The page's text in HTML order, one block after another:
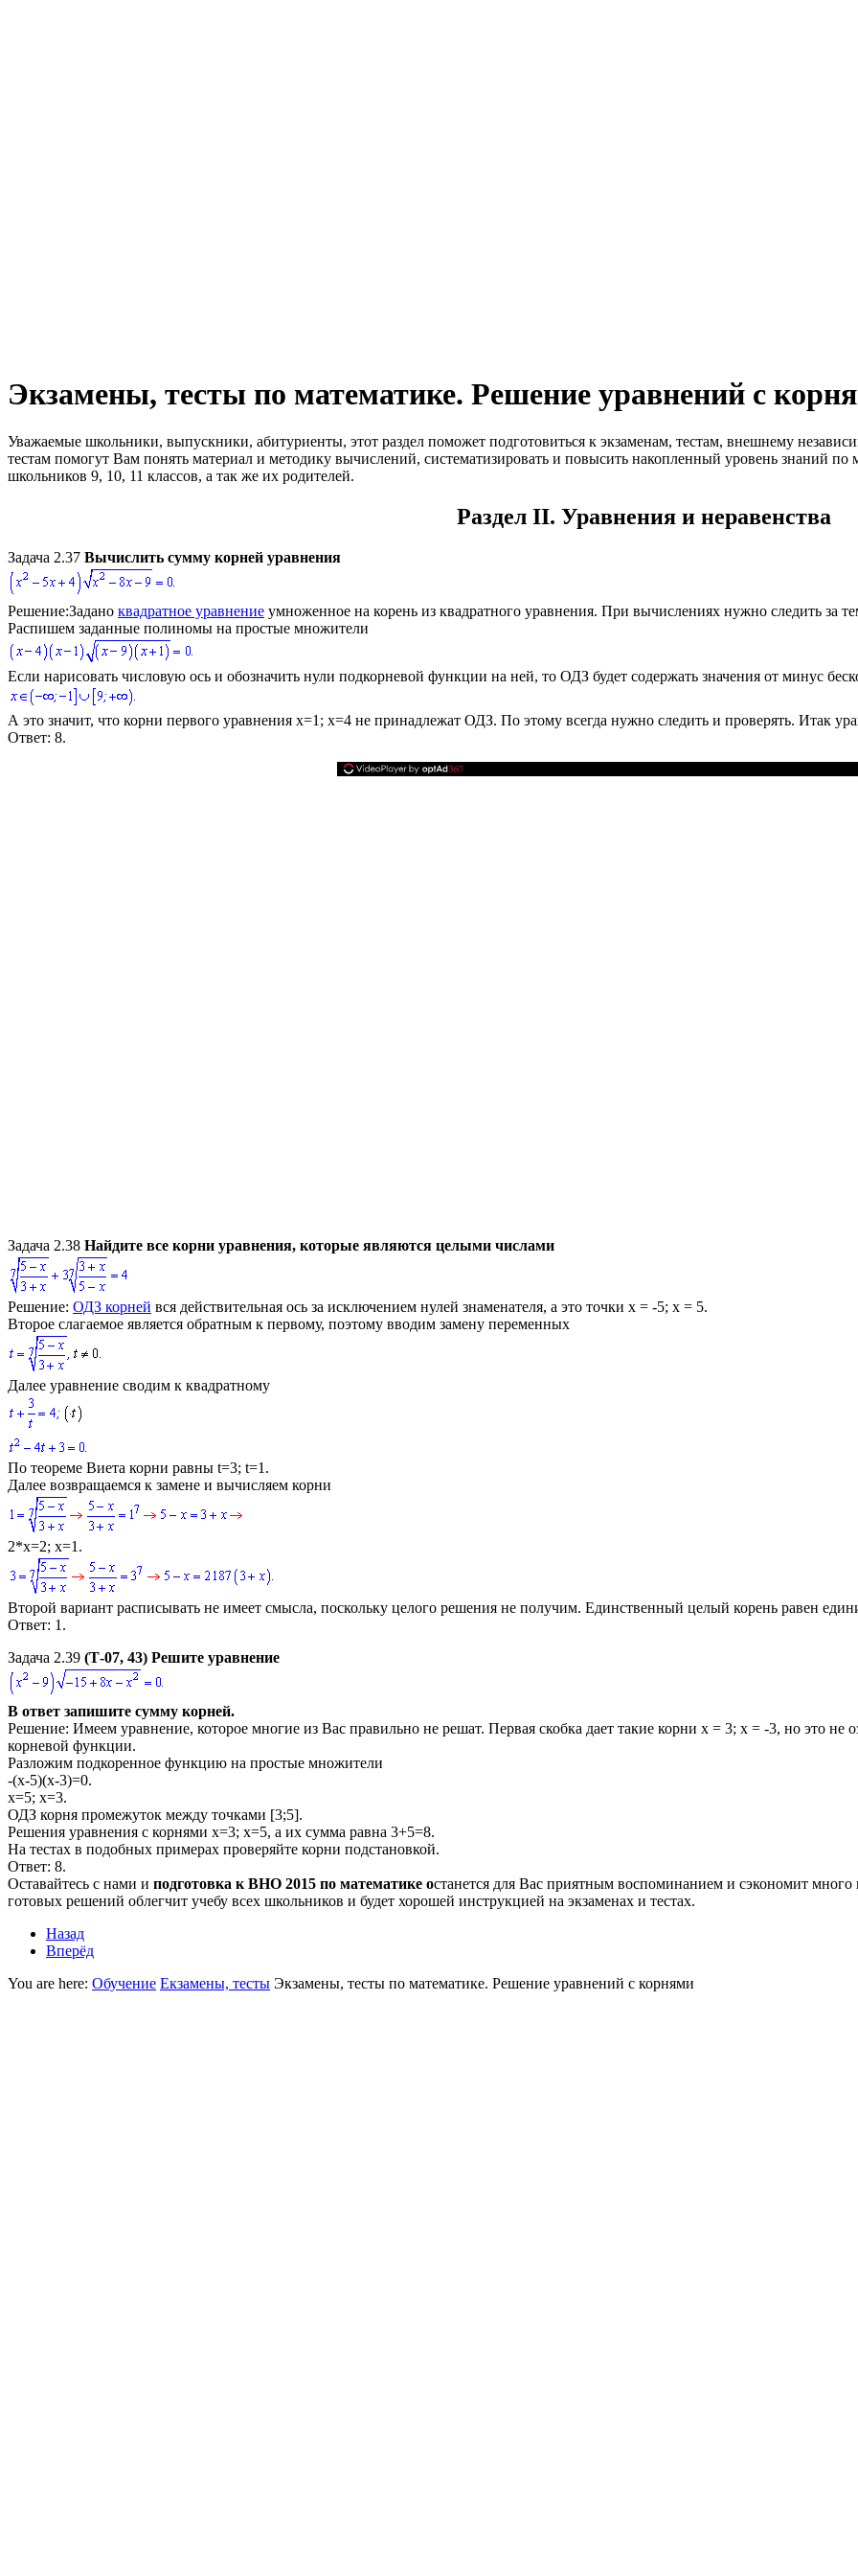
Экзамены, тесты по математике. Решение уравнений с
Уважаемые школьники, выпускники, абитуриенты, этот раздел поможет подготовиться к экзаменам, тестам, внешнему
тестам помогут Вам понять материал и методику вычислений, систематизировать и повысить накопленный уровень знаний
школьников 9, 10, 11 классов, а так же их родителей.
Раздел II. Уравнения и неравенства
Задача 2.37 Вычислить сумму корней уравнения
Решение:Задано квадратное уравнение умноженное на корень из квадратного уравнения. При вычислениях нужно следить за
Распишем заданные полиномы на простые множители
Если нарисовать числовую ось и обозначить нули подкорневой функции на ней, то ОДЗ будет содержать значения от минус
А это значит, что корни первого уравнения x=1; x=4 не принадлежат ОДЗ. По этому всегда нужно следить и проверять. Итак
Ответ: 8.
Задача 2.38 Найдите все корни уравнения, которые являются целыми числами
Решение: ОДЗ корней вся действительная ось за исключением нулей знаменателя, а это точки x = -5; x = 5.
Второе слагаемое является обратным к первому, поэтому вводим замену переменных
Далее уравнение сводим к квадратному
По теореме Виета корни равны t=3; t=1 .
Далее возвращаемся к замене и вычисляем корни
2*x=2; x=1.
Второй вариант расписывать не имеет смысла, поскольку целого решения не получим. Единственный целый корень равен
Ответ: 1.
Задача 2.39 (Т-07, 43) Решите уравнение
В ответ запишите сумму корней.
Решение: Имеем уравнение, которое многие из Вас правильно не решат. Первая скобка дает такие корни x = 3; x = -3, но это не
корневой функции.
Разложим подкоренное функцию на простые множители
-(x-5)(x-3)=0.
x=5; x=3.
ОДЗ корня промежуток между точками [3;5].
Решения уравнения с корнями x=3; x=5, а их сумма равна 3+5=8.
На тестах в подобных примерах проверяйте корни подстановкой.
Ответ: 8.
Оставайтесь с нами и подготовка к ВНО 2015 по математике останется для Вас приятным воспоминанием и сэкономит
готовых решений облегчит учебу всех школьников и будет хорошей инструкцией на экзаменах и тестах.
Назад
Вперёд
You are here: Обучение Екзамены, тесты Экзамены, тесты по математике. Решение уравнений с корнями